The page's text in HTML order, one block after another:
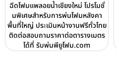
ฉีดโฟมแพลอยน้ำเชียงใหม่ โปรโมชั่
นพิเศษสำหรับการพ่นโฟมหลังคา
พื้นที่ใหญ่ ประเมินหน้างานฟรีทั่วไทย
ติดต่อสอบถามราคาต่อตารางเมตร
ได้ที่ รับพ่นพียูโฟม.com